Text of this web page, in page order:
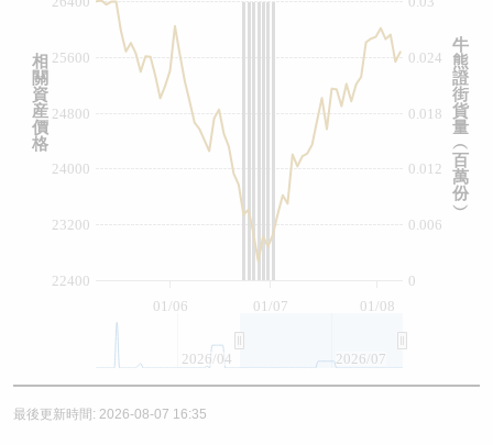
01/07
01/06 01/08
0
0.006
0.012
0.018
0.024
22400
23200
24000
24800
25600
2026/04 2026/07
牛
熊
證
街
貨
量
︵
百
萬
份
︶
相
關
資
産
價
格
最後更新時間: 2026-08-07 16:35
牛熊證文件及公告
牛熊證文件及公告 (瑞信)
收市競價變化